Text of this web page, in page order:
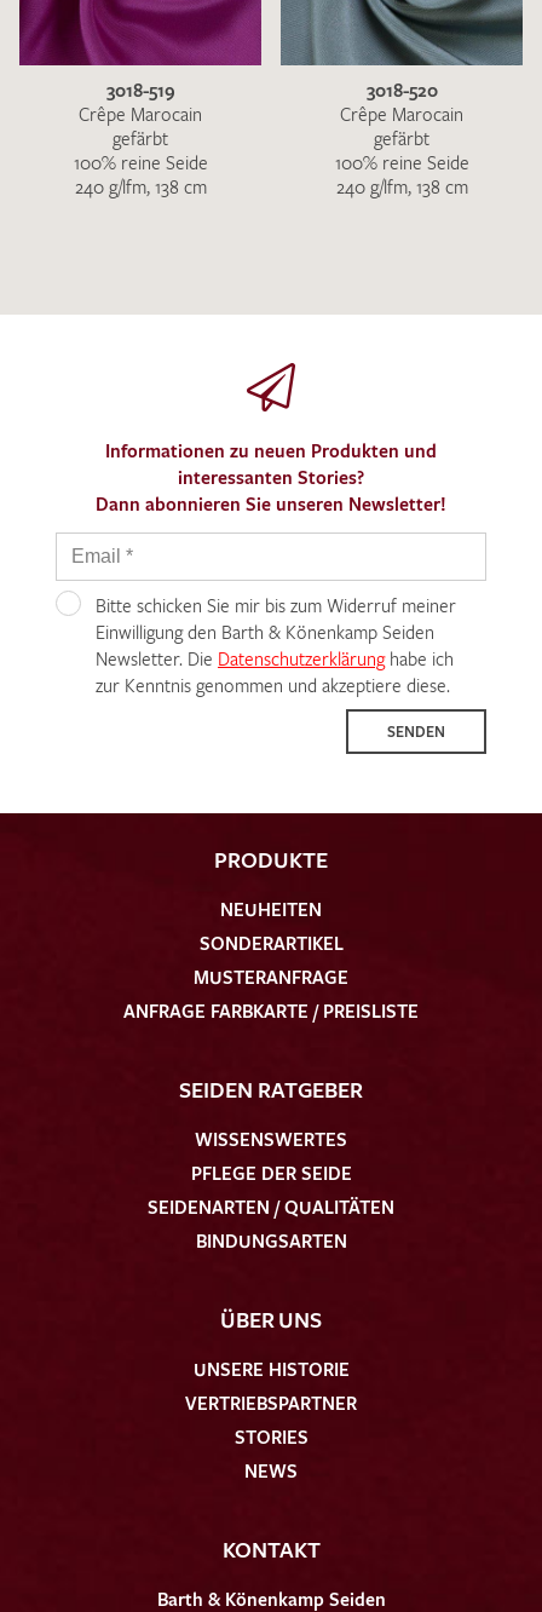
3018-519
Crêpe Marocain
gefärbt
100% reine Seide
240 g/lfm, 138 cm
3018-520
Crêpe Marocain
gefärbt
100% reine Seide
240 g/lfm, 138 cm
Informationen zu neuen Produkten und
interessanten Stories?
Dann abonnieren Sie unseren Newsletter!
Bitte schicken Sie mir bis zum Widerruf meiner
Einwilligung den Barth & Könenkamp Seiden
Newsletter. Die Datenschutzerklärunghabe ich
zur Kenntnis genommen und akzeptiere diese.
SENDEN
PRODUKTE
NEUHEITEN
SONDERARTIKEL
MUSTERANFRAGE
ANFRAGE FARBKARTE / PREISLISTE
SEIDEN RATGEBER
WISSENSWERTES
PFLEGE DER SEIDE
SEIDENARTEN / QUALITÄTEN
BINDUNGSARTEN
ÜBER UNS
UNSERE HISTORIE
VERTRIEBSPARTNER
STORIES
NEWS
KONTAKT
Barth & Könenkamp Seiden